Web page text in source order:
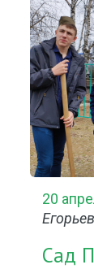
20
Сад